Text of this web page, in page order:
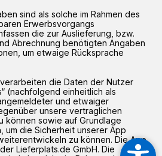
sind als solche im Rahmen des
Erwerbsvorgangs
die zur Auslieferung, bzw.
Abrechnung benötigten Angaben
um etwaige Rücksprache
die Daten der Nutzer
(nachfolgend einheitlich als
und etwaiger
unsere vertraglichen
können sowie auf Grundlage
um die Sicherheit unserer App
zu können. Die App
Lieferplats.de GmbH. Die